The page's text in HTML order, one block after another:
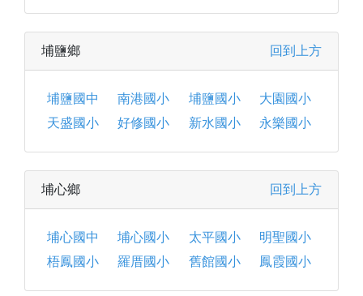
回到上方
埔鹽鄉
埔鹽國中 南港國小 埔鹽國小
大園國小
天盛國小
好修國小 新水國小 永樂國小
回到上方
埔心鄉
埔心國中 埔心國小 太平國小
明聖國小
梧鳳國小
羅厝國小 舊館國小 鳳霞國小